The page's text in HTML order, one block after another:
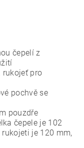
čepelí z
rukojeť pro
pochvě se
pouzdře
čepele je 102
je 120 mm,